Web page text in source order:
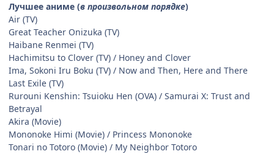
Лучшее аниме (в произвольном порядке)
Air (TV)
Great Teacher Onizuka (TV)
Haibane Renmei (TV)
Hachimitsu to Clover (TV) / Honey and Clover
Ima, Sokoni Iru Boku (TV) / Now and Then, Here and There
Last Exile (TV)
Rurouni Kenshin: Tsuioku Hen (OVA) / Samurai X: Trust and
Betrayal
Akira (Movie)
Mononoke Himi (Movie) / Princess Mononoke
Tonari no Totoro (Movie) / My Neighbor Totoro